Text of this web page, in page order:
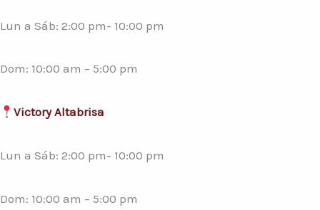
Lun a Sáb: 2:00 pm- 10:00 pm
Dom: 10:00 am – 5:00 pm
Victory Altabrisa
Lun a Sáb: 2:00 pm- 10:00 pm
Dom: 10:00 am – 5:00 pm